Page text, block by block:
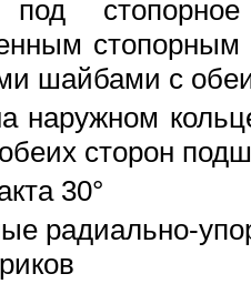
под
шайбами с
наружном
сторон
30°
радиально-